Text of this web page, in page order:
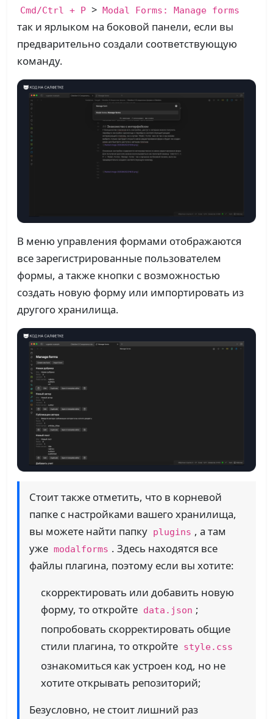
Cmd/Ctrl + P > Modal Forms: Manage forms
так и ярлыком на боковой панели, если вы
предварительно создали соответствующую
команду.
В меню управления формами отображаются
все зарегистрированные пользователем
формы, а также кнопки с возможностью
создать новую форму или импортировать из
другого хранилища.
Стоит также отметить, что в корневой
папке с настройками вашего хранилища,
вы можете найти папку plugins , а там
уже modalforms . Здесь находятся все
файлы плагина, поэтому если вы хотите:
скорректировать или добавить новую
форму, то откройте data.json ;
попробовать скорректировать общие
стили плагина, то откройте style.css
ознакомиться как устроен код, но не
хотите открывать репозиторий;
Безусловно, не стоит лишний раз